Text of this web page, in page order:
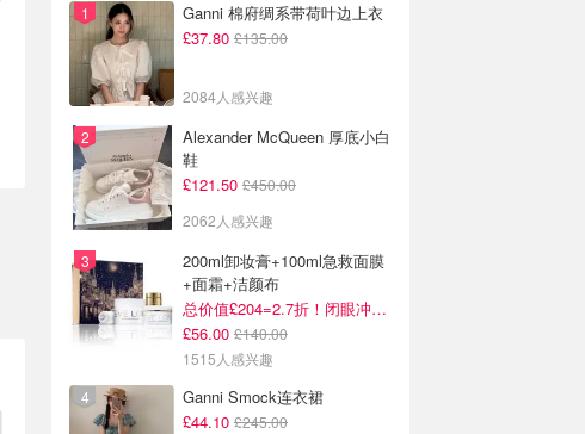
Ganni 棉府绸系带荷叶边上衣
£37.80 £135.00
2084人感兴趣
Alexander McQueen 厚底小白
鞋
£121.50 £450.00
2062人感兴趣
200ml卸妆膏+100ml急救面膜
+面霜+洁颜布
总价值£204=2.7折！闭眼冲这套！
£56.00 £140.00
1515人感兴趣
Ganni Smock连衣裙
£44.10 £245.00